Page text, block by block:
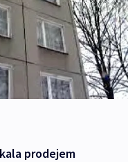
prodejem